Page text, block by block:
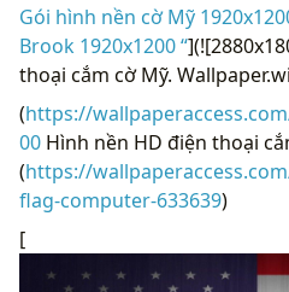
Gói hình nền cờ Mỹ
Brook 1920x1200 “
thoại cắm cờ Mỹ.
(https://
00 Hình nền HD điện thoại
(https://
flag-computer-633639)
[